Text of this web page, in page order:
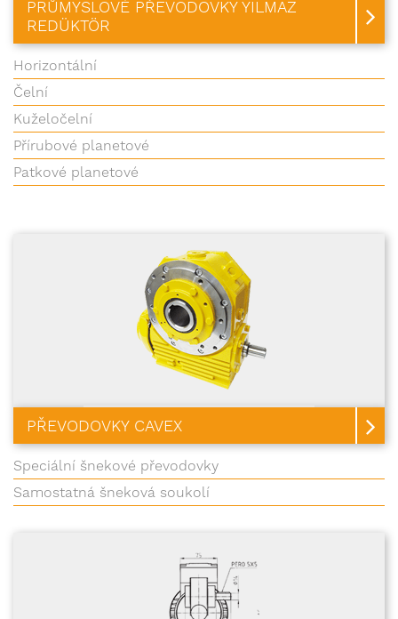
PRŮMYSLOVÉ PŘEVODOVKY YILMAZ
REDÜKTÖR
Horizontální
Čelní
Kuželočelní
Přírubové planetové
Patkové planetové
PŘEVODOVKY CAVEX
Speciální šnekové převodovky
Samostatná šneková soukolí